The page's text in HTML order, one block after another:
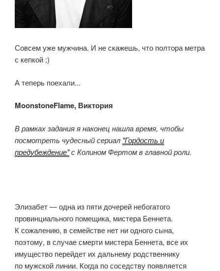
Совсем уже мужчина. И не скажешь, что полтора метра
с кепкой ;)
А теперь поехали...
MoonstoneFlame, Виктория
В рамках задания я наконец нашла время, чтобы
посмотреть чудесный сериал "Гордость и
предубеждение"с Колином Фертом в главной роли.
Элизабет — одна из пяти дочерей небогатого
провинциального помещика, мистера Беннета.
К сожалению, в семействе нет ни одного сына,
поэтому, в случае смерти мистера Беннета, все их
имущество перейдет их дальнему родственнику
по мужской линии. Когда по соседству появляется